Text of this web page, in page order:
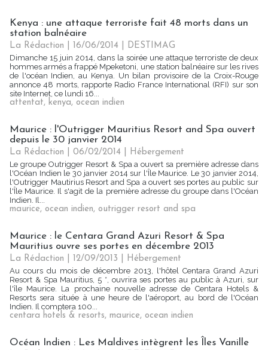
Kenya : une attaque terroriste fait 48 morts dans un
station balnéaire
La Rédaction | 16/06/2014
DESTIMAG
Dimanche 15 juin 2014, dans la soirée une attaque terroriste de deux
hommes armés a frappé Mpeketoni, une station balnéaire sur les rives
de l'océan Indien, au Kenya. Un bilan provisoire de la Croix-Rouge
annonce 48 morts, rapporte Radio France International (RFI) sur son
site Internet, ce lundi 16...
attentat, kenya, ocean indien
Maurice : l'Outrigger Mauritius Resort and Spa ouvert
depuis le 30 janvier 2014
La Rédaction | 06/02/2014
Hébergement
Le groupe Outrigger Resort & Spa a ouvert sa première adresse dans
l'Océan Indien le 30 janvier 2014 sur l'Île Maurice. Le 30 janvier 2014,
l'Outrigger Mautirius Resort and Spa a ouvert ses portes au public sur
l'Île Maurice. Il s'agit de la première adresse du groupe dans l'Océan
Indien. Il...
maurice, ocean indien, outrigger resort and spa
Maurice : le Centara Grand Azuri Resort & Spa
Mauritius ouvre ses portes en décembre 2013
La Rédaction | 12/09/2013
Hébergement
Au cours du mois de décembre 2013, l'hôtel Centara Grand Azuri
Resort & Spa Mauritius, 5 *, ouvrira ses portes au public à Azuri, sur
l'île Maurice. La prochaine nouvelle adresse de Centara Hotels &
Resorts sera située à une heure de l'aéroport, au bord de l'Océan
Indien. Il comptera 100...
centara hotels & resorts, maurice, ocean indien
Océan Indien : Les Maldives intègrent les Îles Vanille